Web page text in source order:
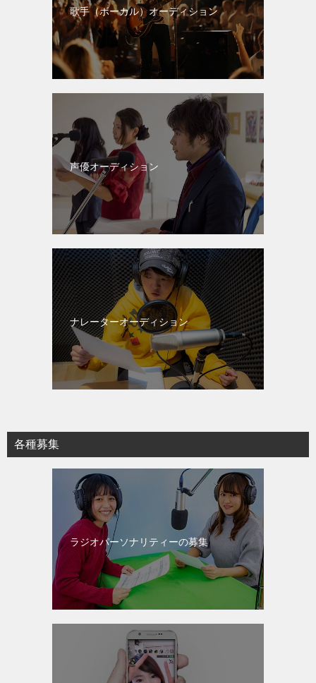
歌手（ボーカル）オーディション
声優オーディション
ナレーターオーディション
各種募集
ラジオパーソナリティーの募集